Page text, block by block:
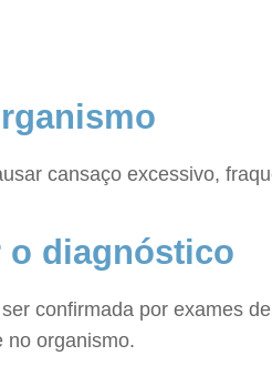
cansaço excessivo,
o diagnóstico
confirmada por exames
no organismo.